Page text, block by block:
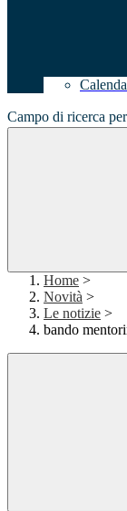
Campo di ricerca
Home >
Novità >
Le notizie >
bando